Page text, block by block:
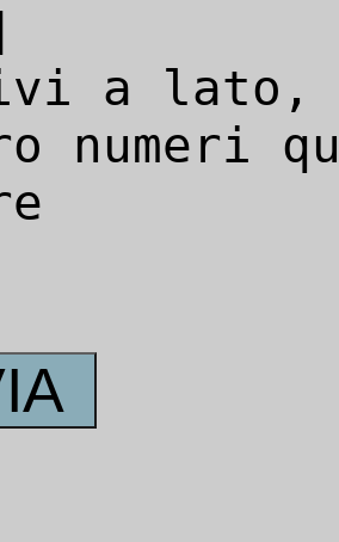
a
numeri